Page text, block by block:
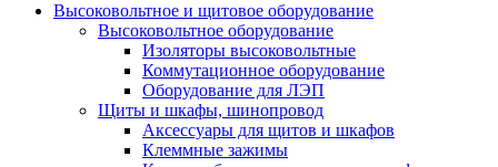
Высоковольтное и щитовое оборудование
Высоковольтное оборудование
Изоляторы высоковольтные
Коммутационное оборудование
Оборудование для ЛЭП
Щиты и шкафы, шинопровод
Аксессуары для щитов и шкафов
Клеммные зажимы